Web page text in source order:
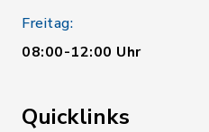
Freitag:
08:00-12:00 Uhr
Quicklinks